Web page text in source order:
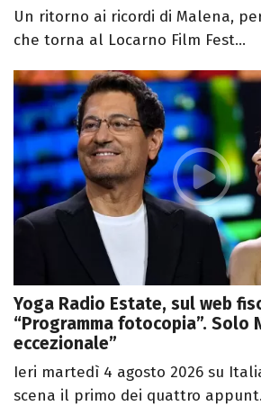
Un ritorno ai ricordi di Malena,
che torna al Locarno Film Fest...
Yoga Radio Estate, sul web
“Programma fotocopia”. Solo
eccezionale”
Ieri martedì 4 agosto 2026 su
scena il primo dei quattro